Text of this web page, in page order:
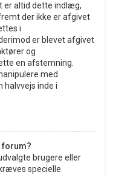
er altid dette indlæg,
der ikke er afgivet
i
er blevet afgivet
og
en afstemning.
med
inde i
forum?
brugere eller
specielle